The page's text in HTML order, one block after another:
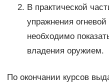
В практической
упражнения
необходимо
владения оружием.
По окончании курсов